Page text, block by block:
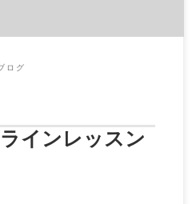
ログ
ラインレッスン